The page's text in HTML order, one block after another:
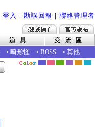
登入 ｜ 勘誤回報 ｜ 聯絡管理者
• 畸形怪 • BOSS • 其他